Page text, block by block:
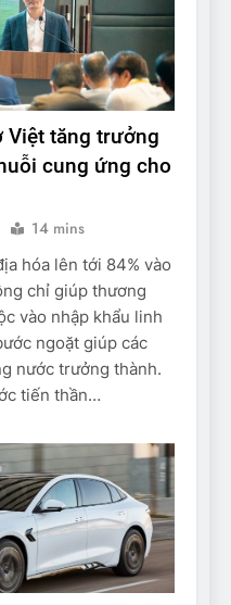
Việt tăng trưởng
cung ứng cho
14 mins
hóa lên tới 84% vào
chỉ giúp thương
vào nhập khẩu linh
ngoặt giúp các
nước trưởng thành.
tiến thần…